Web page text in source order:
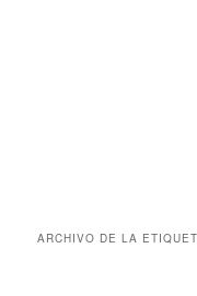
ARCHIVO DE LA